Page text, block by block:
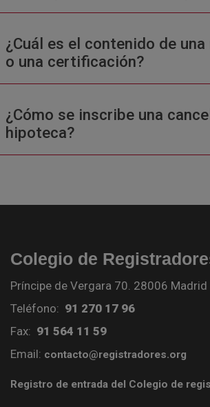
¿Cuál es el contenido de
o una certificación?
¿Cómo se inscribe una
hipoteca?
Colegio de
Príncipe de Vergara 70. 28006 Madrid
Teléfono: 91 270 17 96
Fax: 91 564 11 59
Email: contacto@registradores.org
Registro de entrada del Colegio de